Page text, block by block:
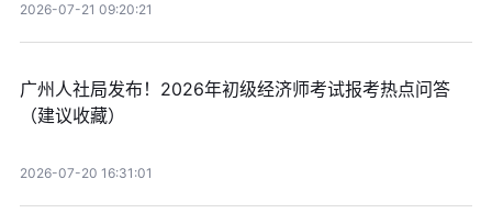
2026-07-21 09:20:21
广州人社局发布！2026年初级经济师考试报考热点问答
（建议收藏）
2026-07-20 16:31:01